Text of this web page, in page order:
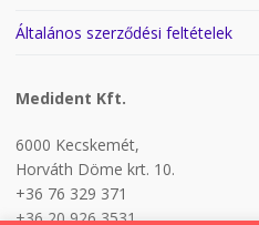
Általános szerződési feltételek
Medident Kft.
6000 Kecskemét,
Horváth Döme krt. 10.
+36 76 329 371
+36 20 926 3531